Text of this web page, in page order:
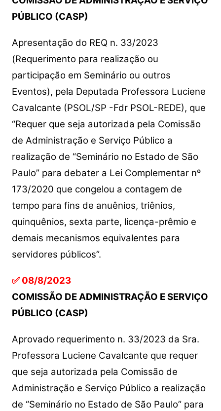
PÚBLICO (CASP)
Apresentação do REQ n. 33/2023
(Requerimento para realização ou
participação em Seminário ou outros
Eventos), pela Deputada Professora Luciene
Cavalcante (PSOL/SP -Fdr PSOL-REDE), que
“Requer que seja autorizada pela Comissão
de Administração e Serviço Público a
realização de “Seminário no Estado de São
Paulo” para debater a Lei Complementar nº
173/2020 que congelou a contagem de
tempo para fins de anuênios, triênios,
quinquênios, sexta parte, licença-prêmio e
demais mecanismos equivalentes para
servidores públicos”.
✅ 08/8/2023
COMISSÃO DE ADMINISTRAÇÃO E SERVIÇO
PÚBLICO (CASP)
Aprovado requerimento n. 33/2023 da Sra.
Professora Luciene Cavalcante que requer
que seja autorizada pela Comissão de
Administração e Serviço Público a realização
de “Seminário no Estado de São Paulo” para